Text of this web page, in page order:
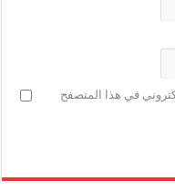
في هذا المتصفح